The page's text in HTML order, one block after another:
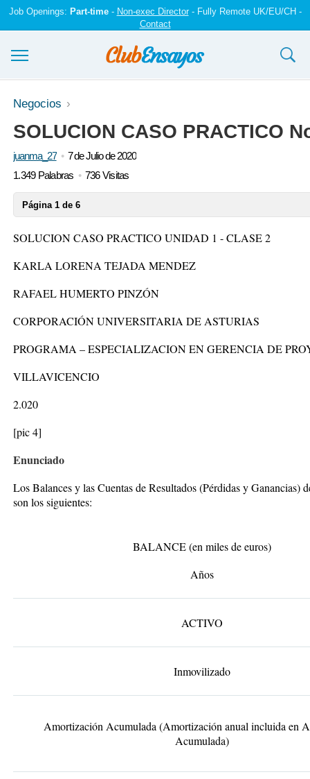
Job Openings: Part-time- Non-exec Director- Fully Remote UK/EU/CH -
Contact
Ensayos y trabajos
Registrarse
Iniciar sesión
Negocios
SOLUCION CASO PRACTICO
juanma_27
7 de Julio de 2020
1.349 Palabras
736 Visitas
Página 1 de 6
SOLUCION CASO PRACTICO UNIDAD 1 - CLASE 2
KARLA LORENA TEJADA MENDEZ
RAFAEL HUMERTO PINZÓN
CORPORACIÓN UNIVERSITARIA DE ASTURIAS
PROGRAMA – ESPECIALIZACION EN GERENCIA DE
VILLAVICENCIO
2.020
[pic 4]
Enunciado
Los Balances y las Cuentas de Resultados (Pérdidas y
son los siguientes:
BALANCE (en miles de euros)
Años
ACTIVO
Inmovilizado
Amortización Acumulada (Amortización anual incluida en
Acumulada)